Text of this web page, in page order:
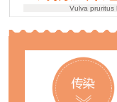
Vulva pruritus